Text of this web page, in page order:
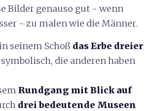
Bilder genauso gut - wenn
- zu malen wie die Männer.
seinem Schoß das Erbe dreier
symbolisch, die anderen haben
Rundgang mit Blick auf
drei bedeutende Museen